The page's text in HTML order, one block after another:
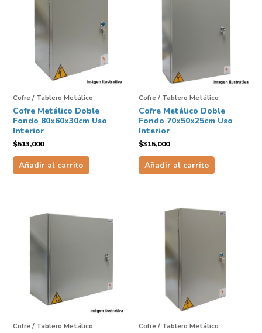
Cofre / Tablero Metálico
Cofre Metálico Doble
Fondo 80x60x30cm Uso
Interior
$513,000
Añadir al carrito
Cofre / Tablero Metálico
Cofre Metálico Doble
Fondo 70x50x25cm Uso
Interior
$315,000
Añadir al carrito
Cofre / Tablero Metálico Cofre / Tablero Metálico